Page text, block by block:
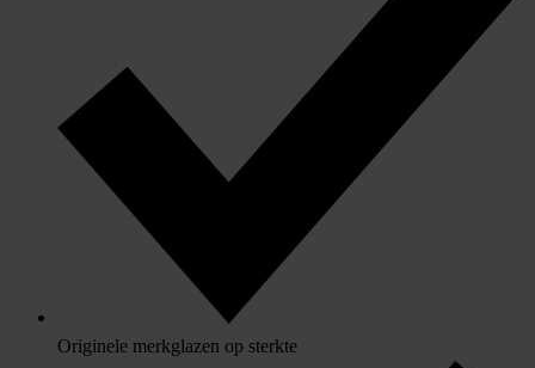
Originele merkglazen op sterkte